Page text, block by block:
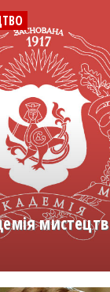
мистецтв